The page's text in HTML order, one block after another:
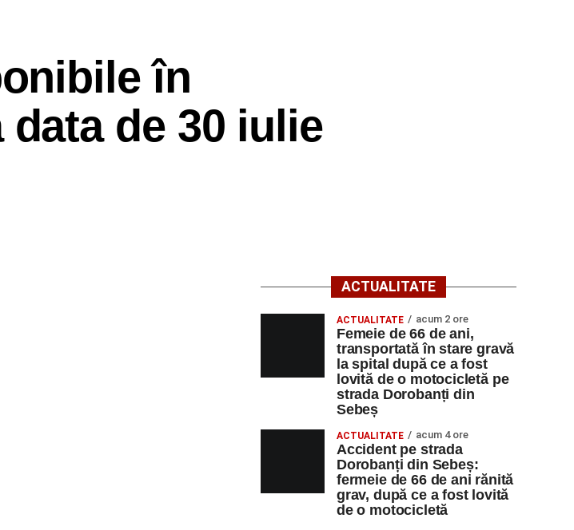
în
data de 30 iulie
ACTUALITATE
ACTUALITATE acum 2 ore
Femeie de 66 de ani,
transportată în stare gravă
la spital după ce a fost
lovită de o motocicletă pe
strada Dorobanți din
Sebeș
ACTUALITATE acum 4 ore
Accident pe strada
Dorobanți din Sebeș:
fermeie de 66 de ani rănită
grav, după ce a fost lovită
de o motocicletă